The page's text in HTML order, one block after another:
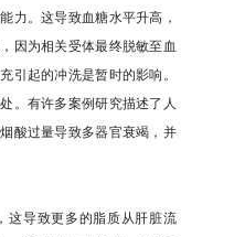
力。这导致血糖水平升高，
因为相关受体最终脱敏至血
引起的冲洗是暂时的影响。
。有许多案例研究描述了人
酸过量导致多器官衰竭，并
这导致更多的脂质从肝脏流